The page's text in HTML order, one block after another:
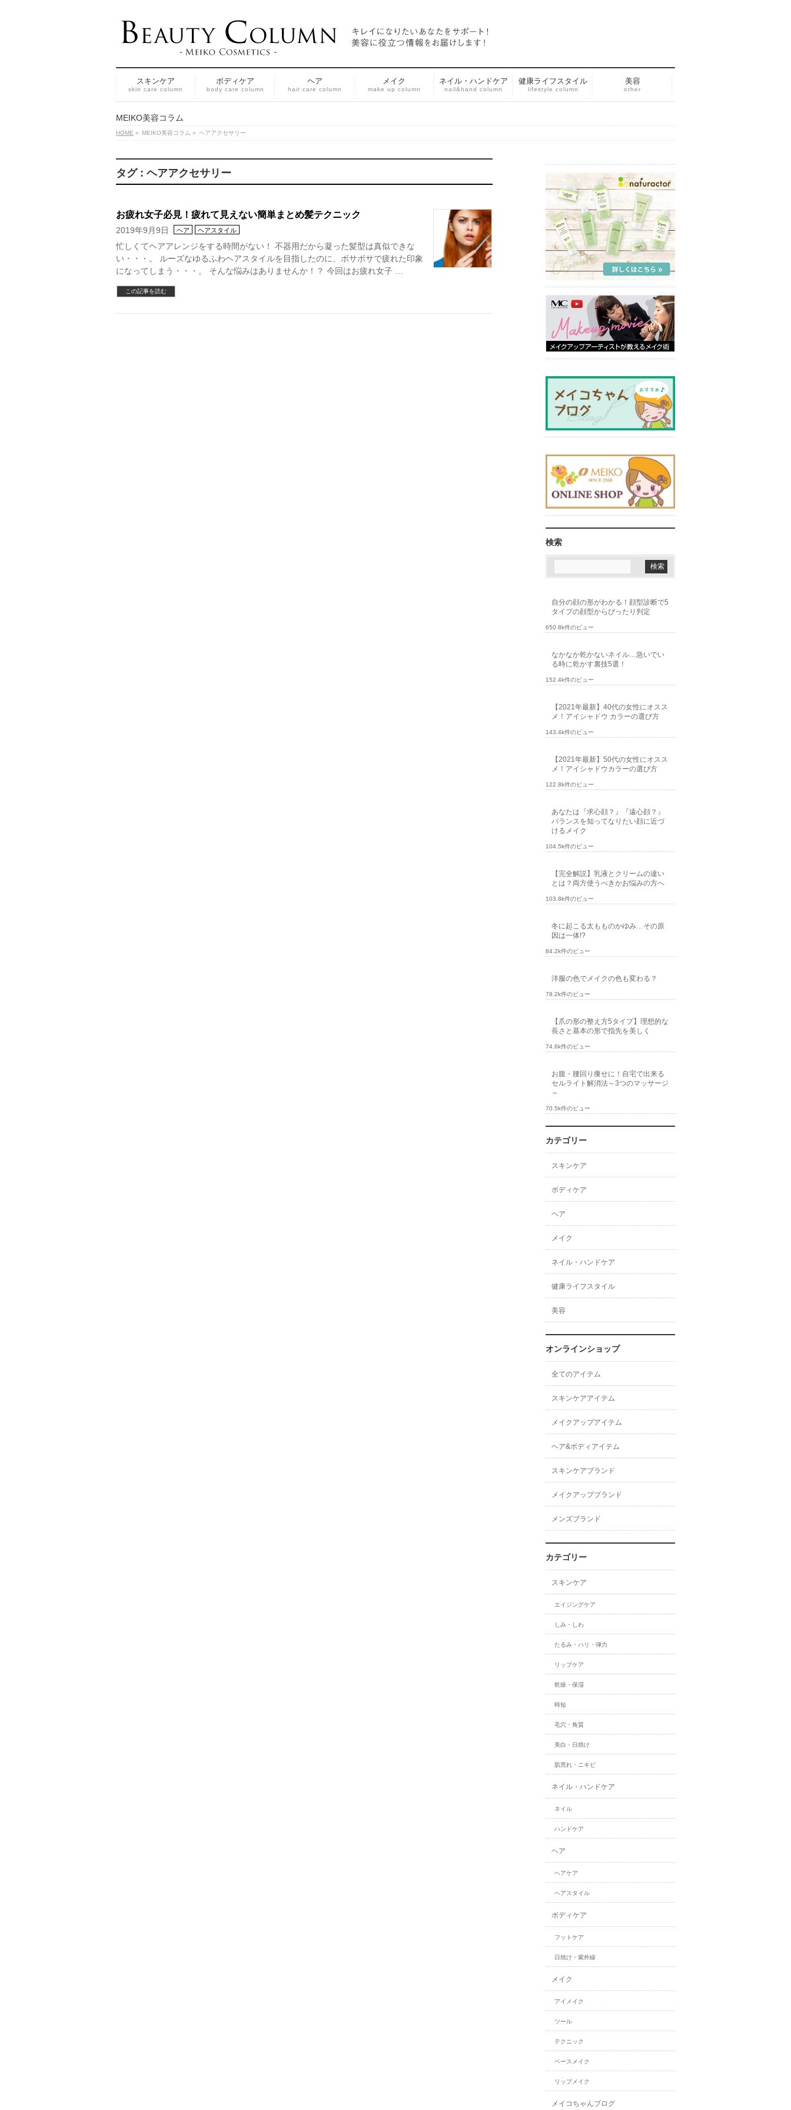
スキンケア
skin care column
ボディケア
body care column
ヘア
hair care column
メイク
make up column
ネイル・ハンドケア
nail&hand column
健康ライフスタイル
lifestyle column
美容
other
MEIKO美容コラム
HOME » MEIKO美容コラム » ヘアアクセサリー
タグ : ヘアアクセサリー
お疲れ女子必見！疲れて見えない簡単まとめ髪テクニック
2019年9月9日 ヘア ヘアスタイル
忙しくてヘアアレンジをする時間がない！ 不器用だから凝った髪型は真似できな
い・・・。 ルーズなゆるふわヘアスタイルを目指したのに、ボサボサで疲れた印象
になってしまう・・・。 そんな悩みはありませんか！？ 今回はお疲れ女子 …
この記事を読む
検索
自分の顔の形がわかる！顔型診断で5
タイプの顔型からぴったり判定
650.8k件のビュー
なかなか乾かないネイル…急いでい
る時に乾かす裏技5選！
152.4k件のビュー
【2021年最新】40代の女性にオスス
メ！アイシャドウ カラーの選び方
143.4k件のビュー
【2021年最新】50代の女性にオスス
メ！アイシャドウカラーの選び方
122.8k件のビュー
あなたは『求心顔？』『遠心顔？』
バランスを知ってなりたい顔に近づ
けるメイク
104.5k件のビュー
【完全解説】乳液とクリームの違い
とは？両方使うべきかお悩みの方へ
103.8k件のビュー
冬に起こる太もものかゆみ…その原
因は一体!?
84.2k件のビュー
洋服の色でメイクの色も変わる？
78.2k件のビュー
【爪の形の整え方5タイプ】理想的な
長さと基本の形で指先を美しく
74.6k件のビュー
お腹・腰回り痩せに！自宅で出来る
セルライト解消法～3つのマッサージ
～
70.5k件のビュー
カテゴリー
スキンケア
ボディケア
ヘア
メイク
ネイル・ハンドケア
健康ライフスタイル
美容
オンラインショップ
全てのアイテム
スキンケアアイテム
メイクアップアイテム
ヘア&ボディアイテム
スキンケアブランド
メイクアップブランド
メンズブランド
カテゴリー
スキンケア
エイジングケア
しみ・しわ
たるみ・ハリ・弾力
リップケア
乾燥・保湿
時短
毛穴・角質
美白・日焼け
肌荒れ・ニキビ
ネイル・ハンドケア
ネイル
ハンドケア
ヘア
ヘアケア
ヘアスタイル
ボディケア
フットケア
日焼け・紫外線
メイク
アイメイク
ツール
テクニック
ベースメイク
リップメイク
メイコちゃんブログ